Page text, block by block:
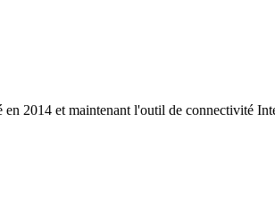
2014 et maintenant l'outil de connectivité